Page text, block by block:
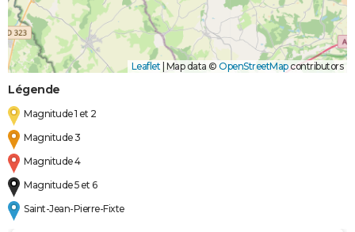
Leaflet | Map data © OpenStreetMapcontributors
Légende
Magnitude 1 et 2
Magnitude 3
Magnitude 4
Magnitude 5 et 6
Saint-Jean-Pierre-Fixte